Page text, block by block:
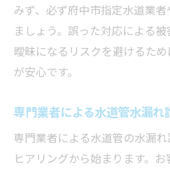
みず、必ず府中市指定水道業
ましょう。誤った対応による
曖昧になるリスクを避けるた
が安心です。
専門業者による水道管水漏れ
専門業者による水道管の水漏
ヒアリングから始まります。